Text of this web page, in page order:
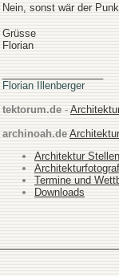
Nein, sonst wär der
Grüsse
Florian
Florian Illenberger
tektorum.de -
archinoah.de Architektur
Architektur
Termine und
Downloads